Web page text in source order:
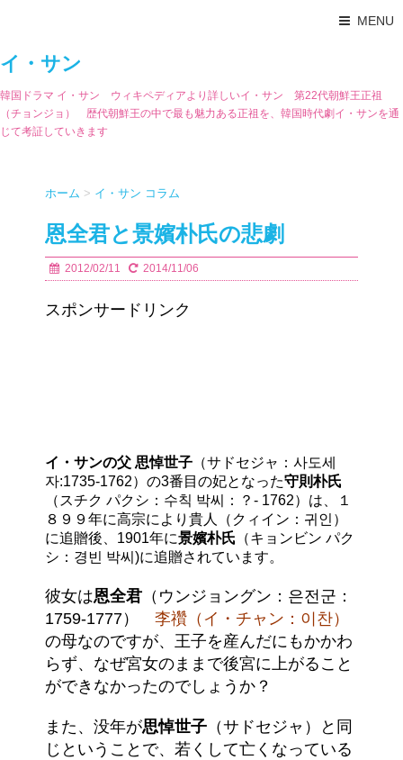
MENU
イ・サン
韓国ドラマ イ・サン ウィキペディアより詳しいイ・サン 第22代朝鮮王正祖
（チョンジョ） 歴代朝鮮王の中で最も魅力ある正祖を、韓国時代劇イ・サンを通
じて考証していきます
ホーム > イ・サン コラム
恩全君と景嬪朴氏の悲劇
2012/02/11 2014/11/06
スポンサードリンク
イ・サンの父 思悼世子 （サドセジャ：사도세
자:1735-1762）の3番目の妃となった守則朴氏
（スチク パクシ：수칙 박씨：？- 1762）は、１
８９９年に高宗により貴人（クィイン：귀인）
に追贈後、1901年に景嬪朴氏 （キョンビン パク
シ：경빈 박씨)に追贈されています。
彼女は恩全君 （ウンジョングン：은전군：
1759-1777） 李禶（イ・チャン：이찬）
の母なのですが、王子を産んだにもかかわ
らず、なぜ宮女のままで後宮に上がること
ができなかったのでしょうか？
また、没年が思悼世子 （サドセジャ）と同
じということで、若くして亡くなっている